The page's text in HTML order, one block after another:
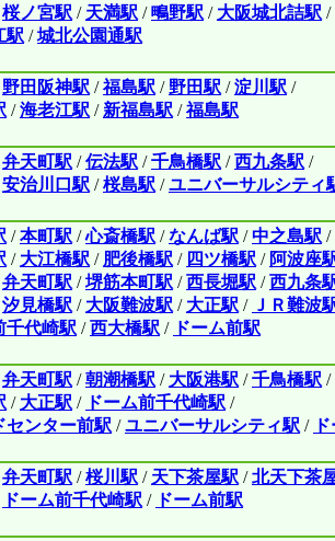
桜ノ宮駅 / 天満駅 /鴫野駅 / 大阪城北詰駅 /
駅 /城北公園通駅
野田阪神駅 /福島駅 / 野田駅 /淀川駅 /
/海老江駅 / 新福島駅 /福島駅
弁天町駅 /伝法駅 /千鳥橋駅 /西九条駅 /
安治川口駅 /桜島駅 /ユニバーサルシティ
/本町駅 /心斎橋駅 /なんば駅 /中之島駅 /
/ 大江橋駅 / 肥後橋駅 / 四ツ橋駅 / 阿波座
弁天町駅 /堺筋本町駅 /西長堀駅 /西九条
汐見橋駅 / 大阪難波駅 / 大正駅 / ＪＲ難波
千代崎駅 /西大橋駅 / ドーム前駅
弁天町駅 /朝潮橋駅 / 大阪港駅 /千鳥橋駅 /
/ 大正駅 / ドーム前千代崎駅 /
センター前駅 /ユニバーサルシティ駅 /
弁天町駅 /桜川駅 / 天下茶屋駅 /北天下茶
ドーム前千代崎駅 / ドーム前駅